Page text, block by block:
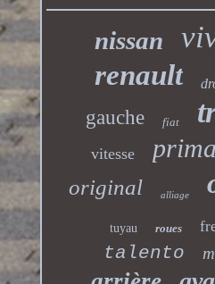
nissan
renault
gauche fiat
vitesse
original alliage
tuyau roues
talento